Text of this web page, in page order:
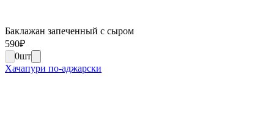
Баклажан запеченный с сыром
590₽
0шт
Хачапури по-аджарски